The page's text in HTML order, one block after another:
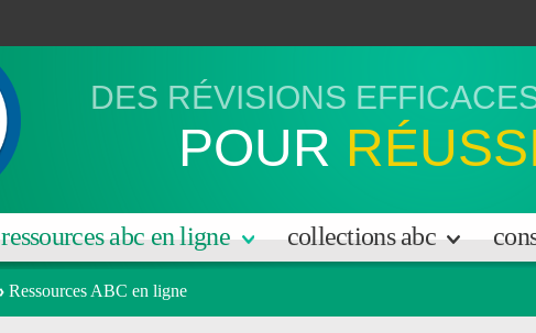
DES RÉVISIONS
POUR
ressources abc en ligne collections abc
Ressources ABC en ligne